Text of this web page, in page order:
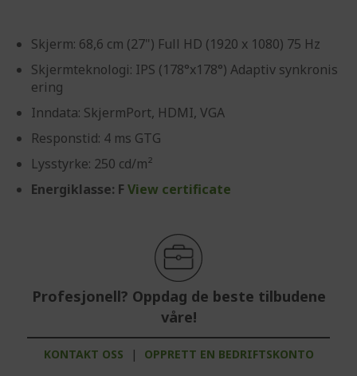
Skjerm: 68,6 cm (27") Full HD (1920 x 1080) 75 Hz
Skjermteknologi: IPS (178°x178°) Adaptiv synkronis
ering
Inndata: SkjermPort, HDMI, VGA
Responstid: 4 ms GTG
Lysstyrke: 250 cd/m²
Energiklasse: F View certificate
Profesjonell? Oppdag de beste tilbudene
våre!
KONTAKT OSS | OPPRETT EN BEDRIFTSKONTO